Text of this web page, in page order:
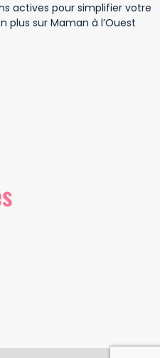
actives pour simplifier votre
plus sur Maman à l’Ouest